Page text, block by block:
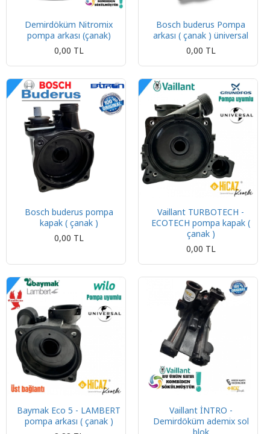
Demirdöküm Nitromix
pompa arkası (çanak)
0,00 TL
Bosch buderus Pompa
arkası ( çanak ) üniversal
0,00 TL
Bosch buderus pompa
kapak ( çanak )
0,00 TL
Vaillant TURBOTECH -
ECOTECH pompa kapak (
çanak )
0,00 TL
Baymak Eco 5 - LAMBERT
pompa arkası ( çanak )
Vaillant İNTRO -
Demirdöküm ademix sol